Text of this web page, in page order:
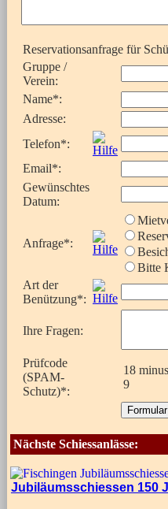
Reservationsanfrage für
Gruppe /
Verein:
Name*:
Adresse:
Telefon*:
Email*:
Gewünschtes
Datum:
Anfrage*:
Bitte
Art der
Benützung*:
Ihre Fragen:
Prüfcode
(SPAM-
Schutz)*:
18 minus
9
Nächste Schiessanlässe:
Jubiläumsschiessen 150